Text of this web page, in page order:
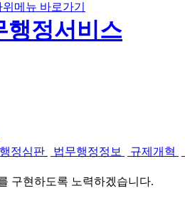
위메뉴 바로가기
행정심판 법무행정정보 규제개혁
구현하도록 노력하겠습니다.